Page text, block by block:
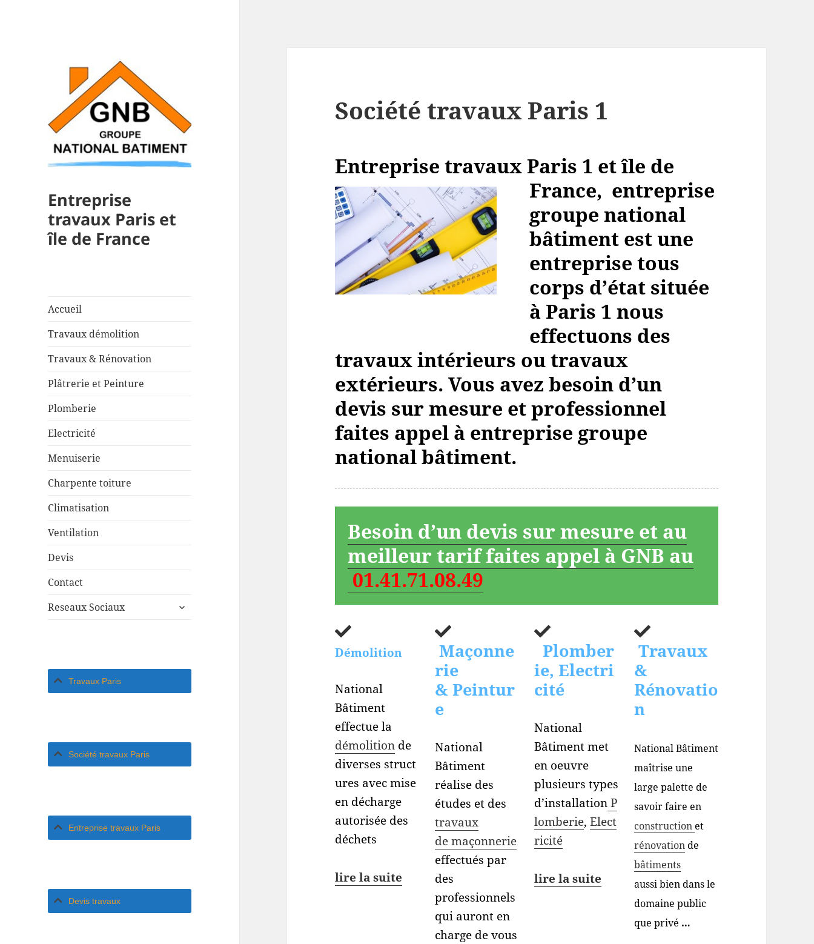
Entreprise
travaux Paris et
île de France
Accueil
Travaux démolition
Travaux & Rénovation
Plâtrerie et Peinture
Plomberie
Electricité
Menuiserie
Charpente toiture
Climatisation
Ventilation
Devis
Contact
Reseaux Sociaux
ouvrir
Travaux Paris
Société travaux Paris
Entreprise travaux Paris
Devis travaux
Société travaux Paris 1
Entreprise travaux Paris 1 et île de
France, entreprise
groupe national
bâtiment est une
entreprise tous
corps d’état située
à Paris 1 nous
effectuons des
travaux intérieurs ou travaux
extérieurs. Vous avez besoin d’un
devis sur mesure et professionnel
faites appel à entreprise groupe
national bâtiment.
Besoin d’un devis sur mesure et au
meilleur tarif faites appel à GNB au
01.41.71.08.49
Démolition
National
Bâtiment
effectue la
démolition de
diverses struct
ures avec mise
en décharge
autorisée des
déchets
lire la suite
Maçonne
rie
& Peintur
e
National
Bâtiment
réalise des
études et des
travaux
de maçonnerie
effectués par
des
professionnels
qui auront en
charge de vous
Plomber
ie, Electri
cité
National
Bâtiment met
en oeuvre
plusieurs types
d’installationP
lomberie,Elect
ricité
lire la suite
Travaux
&
Rénovatio
n
National Bâtiment
maîtrise une
large palette de
savoir faire en
construction et
rénovationde
bâtiments
aussi bien dans le
domaine public
que privé …